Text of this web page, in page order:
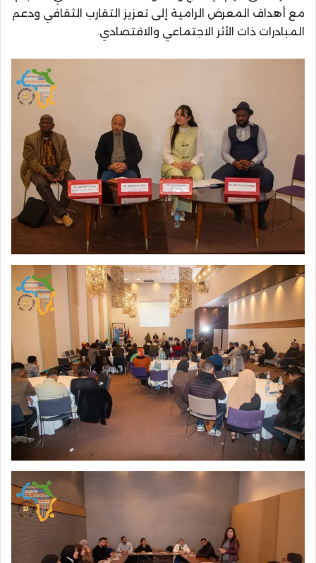
مع أهداف المعرض الرامية إلى تعزيز التقارب الثقافي ودعم
المبادرات ذات الأثر الاجتماعي والاقتصادي.